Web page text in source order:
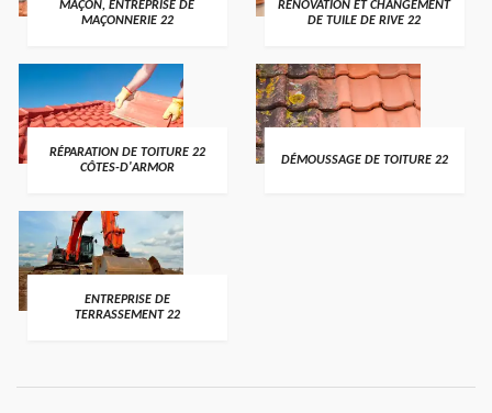
MAÇON, ENTREPRISE DE
MAÇONNERIE 22
RÉNOVATION ET CHANGEMENT
DE TUILE DE RIVE 22
RÉPARATION DE TOITURE 22
CÔTES-D'ARMOR
DÉMOUSSAGE DE TOITURE 22
ENTREPRISE DE
TERRASSEMENT 22